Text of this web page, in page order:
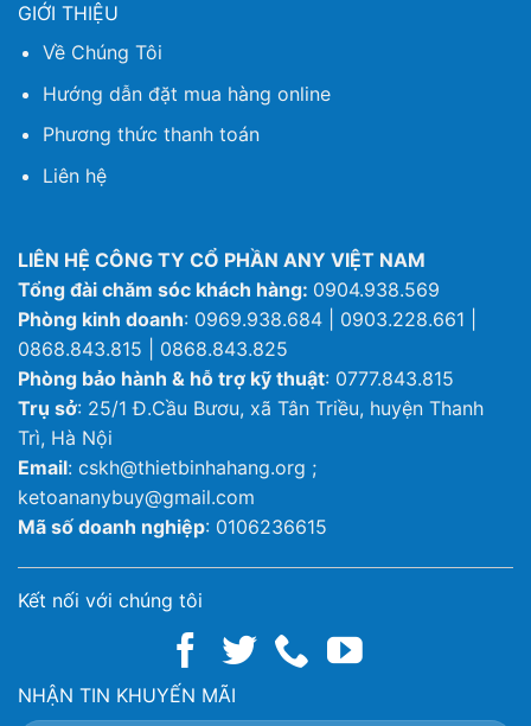
GIỚI THIỆU
Về Chúng Tôi
Hướng dẫn đặt mua hàng online
Phương thức thanh toán
Liên hệ
LIÊN HỆ CÔNG TY CỔ PHẦN ANY VIỆT NAM
Tổng đài chăm sóc khách hàng: 0904.938.569
Phòng kinh doanh: 0969.938.684 | 0903.228.661 |
0868.843.815 | 0868.843.825
Phòng bảo hành & hỗ trợ kỹ thuật: 0777.843.815
Trụ sở: 25/1 Đ.Cầu Bươu, xã Tân Triều, huyện Thanh
Trì, Hà Nội
Email: cskh@thietbinhahang.org ;
ketoananybuy@gmail.com
Mã số doanh nghiệp: 0106236615
Kết nối với chúng tôi
NHẬN TIN KHUYẾN MÃI